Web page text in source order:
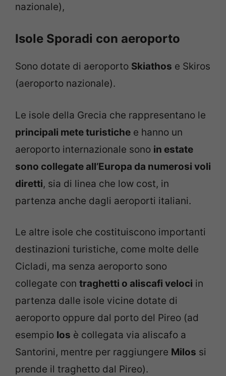
nazionale),
Isole Sporadi con aeroporto
Sono dotate di aeroporto Skiathos e Skiros
(aeroporto nazionale).
Le isole della Grecia che rappresentano le
principali mete turistiche e hanno un
aeroporto internazionale sono in estate
sono collegate all’Europa da numerosi voli
diretti, sia di linea che low cost, in
partenza anche dagli aeroporti italiani.
Le altre isole che costituiscono importanti
destinazioni turistiche, come molte delle
Cicladi, ma senza aeroporto sono
collegate con traghetti o aliscafi veloci in
partenza dalle isole vicine dotate di
aeroporto oppure dal porto del Pireo (ad
esempio Ios è collegata via aliscafo a
Santorini, mentre per raggiungere Milos si
prende il traghetto dal Pireo).